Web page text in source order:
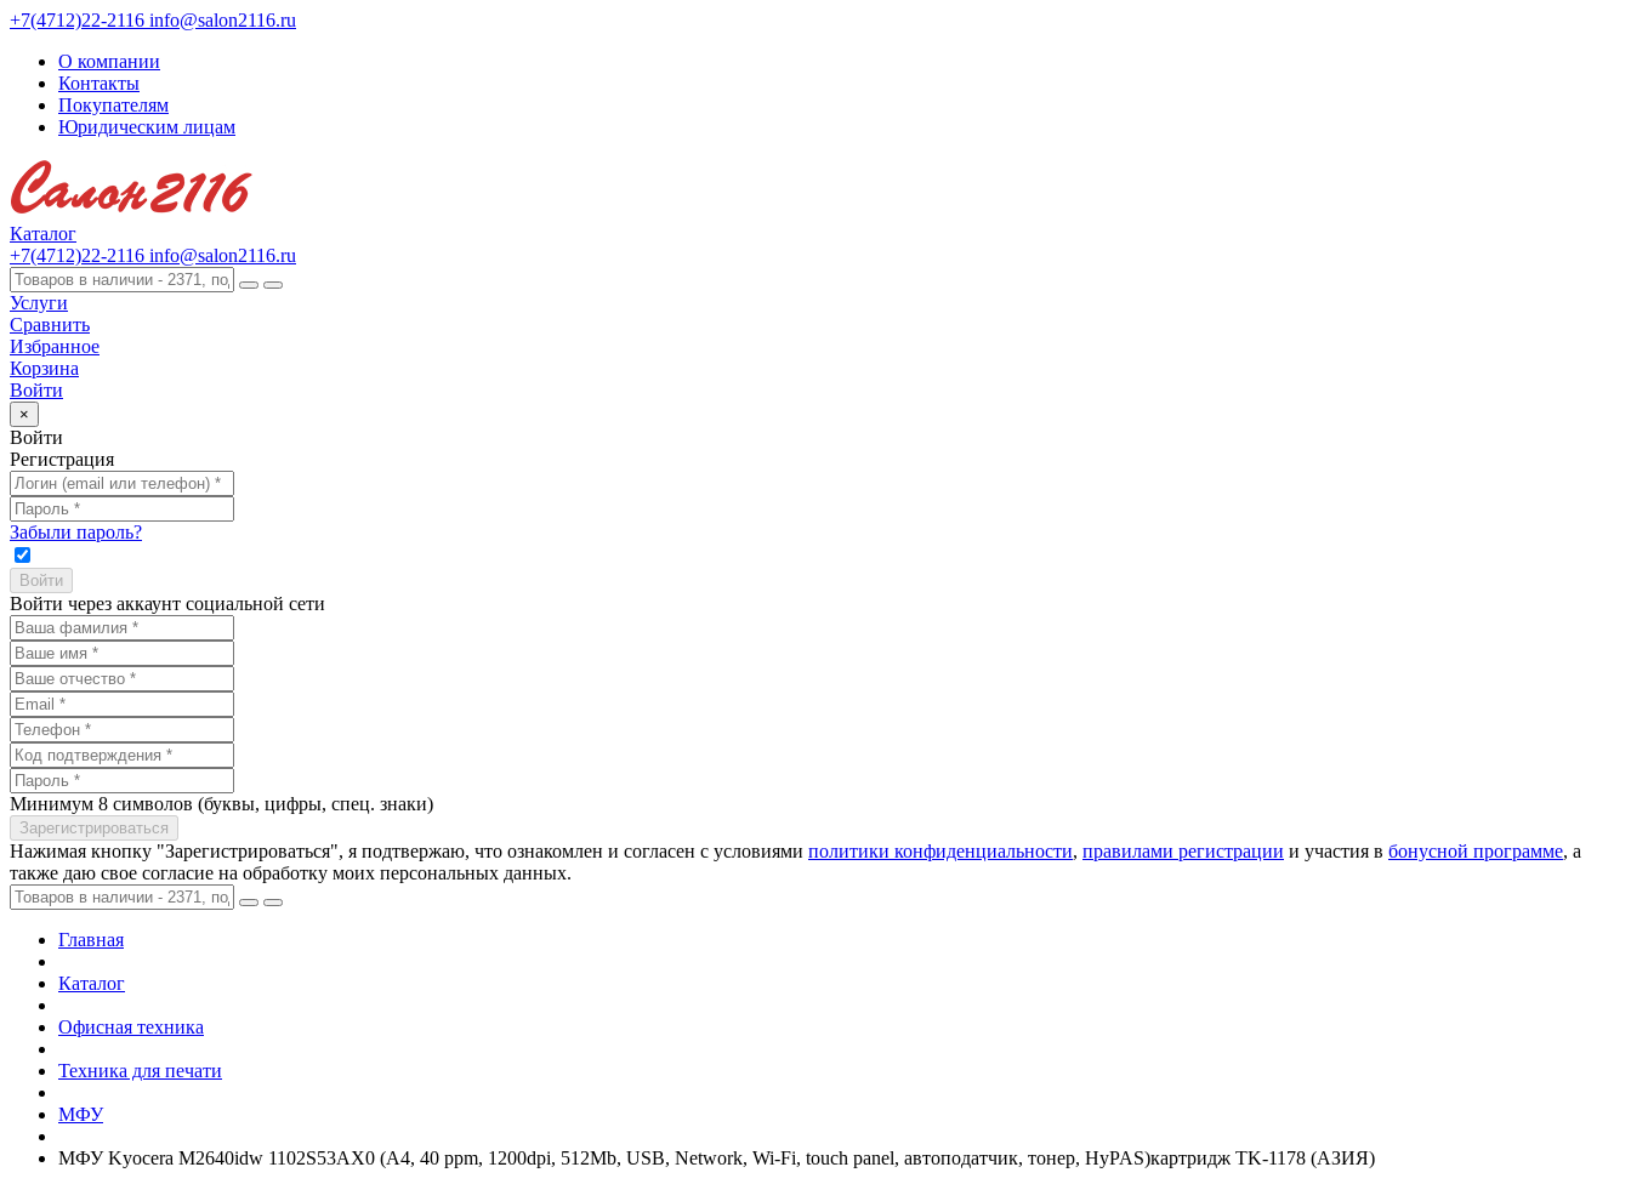
+7(4712)22-2116 info@salon2116.ru
О компании
Контакты
Покупателям
Юридическим лицам
Каталог
+7(4712)22-2116 info@salon2116.ru
Услуги
Сравнить
Избранное
Корзина
Войти
×
Войти
Регистрация
Забыли пароль?
Войти через аккаунт социальной сети
Минимум 8 символов (буквы, цифры, спец. знаки)
Нажимая кнопку "Зарегистрироваться", я подтвержаю, что ознакомлен и согласен с условиями политики конфиденциальности, правилами регистрации и участия в бонусной программе, а
также даю свое согласие на обработку моих персональных данных.
Главная
Каталог
Офисная техника
Техника для печати
МФУ
МФУ Kyocera M2640idw 1102S53AX0 (А4, 40 ppm, 1200dpi, 512Mb, USB, Network, Wi-Fi, touch panel, автоподатчик, тонер, HyPAS)картридж TK-1178 (АЗИЯ)